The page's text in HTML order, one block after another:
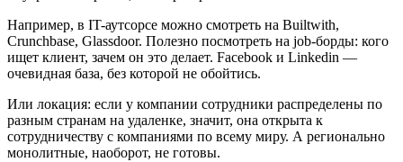
Например, в IT-аутсорсе можно смотреть на Builtwith,
Crunchbase, Glassdoor. Полезно посмотреть на job-борды: кого
ищет клиент, зачем он это делает. Facebook и Linkedin —
очевидная база, без которой не обойтись.
Или локация: если у компании сотрудники распределены по
разным странам на удаленке, значит, она открыта к
сотрудничеству с компаниями по всему миру. А регионально
монолитные, наоборот, не готовы.